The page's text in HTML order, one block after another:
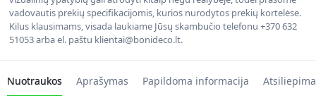
vadovautis prekių specifikacijomis, kurios nurodytos prekių kortelėse.
Kilus klausimams, visada laukiame Jūsų skambučio telefonu +370 632
51053 arba el. paštu klientai@bonideco.lt.
Nuotraukos Aprašymas Papildoma informacija